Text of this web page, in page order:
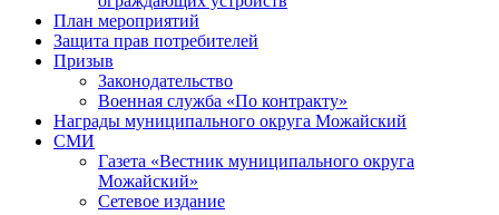
План мероприятий
Защита прав потребителей
Призыв
Законодательство
Военная служба «По контракту»
Награды муниципального округа Можайский
СМИ
Газета «Вестник муниципального округа
Можайский»
Сетевое издание